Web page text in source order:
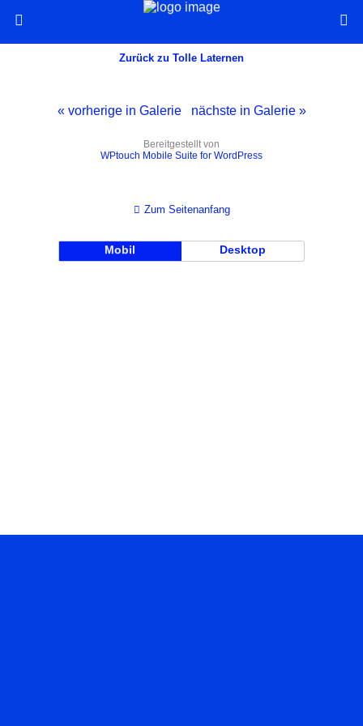
Zurück zu Tolle Laternen
« vorherige in Galerie nächste in Galerie »
Bereitgestellt von
WPtouch Mobile Suite for WordPress
Zum Seitenanfang
Mobil Desktop